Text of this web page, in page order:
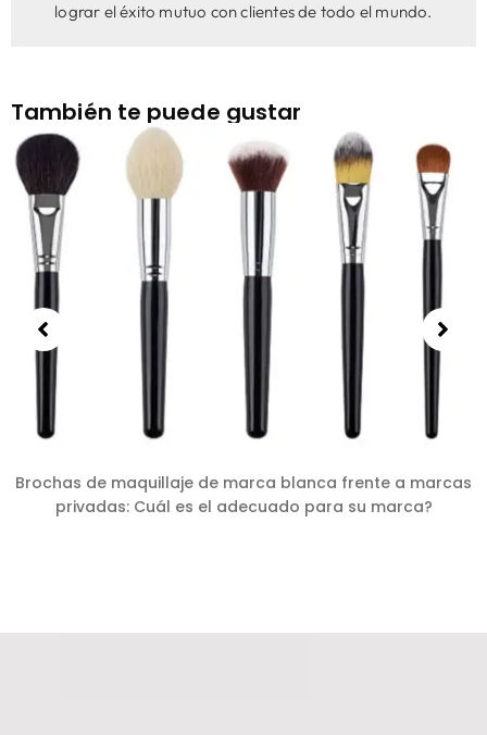
lograr el éxito mutuo con clientes de todo el mundo.
También te puede gustar
Brochas de maquillaje de marca blanca frente a marcas
privadas: Cuál es el adecuado para su marca?